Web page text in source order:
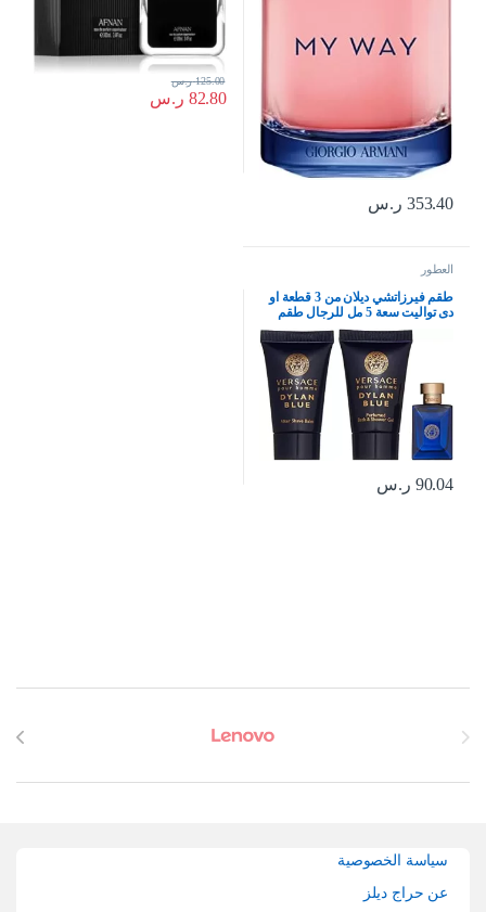
353.40 ر.س
82.80 ر.س
125.00 ر.س
العطور
طقم فيرزاتشي ديلان من 3 قطعة او
دى تواليت سعة 5 مل للرجال طقم
باحجام صغيرة للرجال
90.04 ر.س
سياسة الخصوصية
عن حراج ديلز